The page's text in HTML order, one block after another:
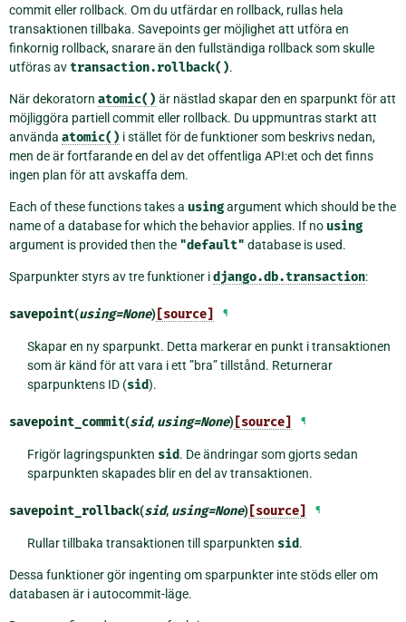
commit eller rollback. Om du utfärdar en rollback, rullas hela
transaktionen tillbaka. Savepoints ger möjlighet att utföra en
finkornig rollback, snarare än den fullständiga rollback som skulle
utföras avtransaction.rollback().
När dekoratorn atomic() är nästlad skapar den en sparpunkt för att
möjliggöra partiell commit eller rollback. Du uppmuntras starkt att
använda atomic() i stället för de funktioner som beskrivs nedan,
men de är fortfarande en del av det offentliga API:et och det finns
ingen plan för att avskaffa dem.
Each of these functions takes a usingargument which should be the
name of a database for which the behavior applies. If no using
argument is provided then the "default" database is used.
Sparpunkter styrs av tre funktioner idjango.db.transaction:
savepoint(using=None) [source] ¶
Skapar en ny sparpunkt. Detta markerar en punkt i transaktionen
som är känd för att vara i ett ”bra” tillstånd. Returnerar
sparpunktens ID (sid).
savepoint_commit(sid, using=None) [source] ¶
Frigör lagringspunkten sid. De ändringar som gjorts sedan
sparpunkten skapades blir en del av transaktionen.
savepoint_rollback(sid, using=None) [source] ¶
Rullar tillbaka transaktionen till sparpunkten sid.
Dessa funktioner gör ingenting om sparpunkter inte stöds eller om
databasen är i autocommit-läge.